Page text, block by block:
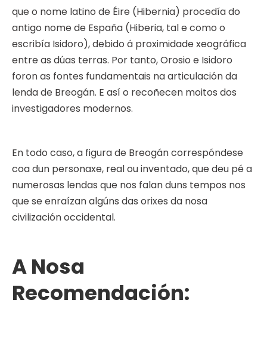
que o nome latino de Éire (Hibernia) procedía do
antigo nome de España (Hiberia, tal e como o
escribía Isidoro), debido á proximidade xeográfica
entre as dúas terras. Por tanto, Orosio e Isidoro
foron as fontes fundamentais na articulación da
lenda de Breogán. E así o recoñecen moitos dos
investigadores modernos.
En todo caso, a figura de Breogán correspóndese
coa dun personaxe, real ou inventado, que deu pé a
numerosas lendas que nos falan duns tempos nos
que se enraízan algúns das orixes da nosa
civilización occidental.
A Nosa
Recomendación: